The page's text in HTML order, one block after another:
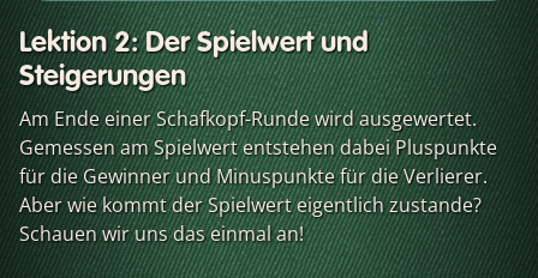
Lektion 2: Der Spielwert und
Steigerungen
Am Ende einer Schafkopf-Runde wird ausgewertet.
Gemessen am Spielwert entstehen dabei Pluspunkte
für die Gewinner und Minuspunkte für die Verlierer.
Aber wie kommt der Spielwert eigentlich zustande?
Schauen wir uns das einmal an!